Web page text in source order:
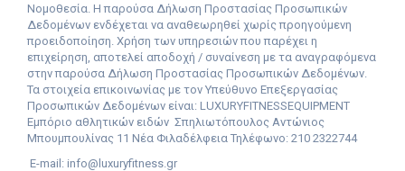
Νομοθεσία. Η παρούσα Δήλωση Προστασίας Προσωπικών
Δεδομένων ενδέχεται να αναθεωρηθεί χωρίς προηγούμενη
προειδοποίηση. Χρήση των υπηρεσιών που παρέχει η
επιχείρηση, αποτελεί αποδοχή / συναίνεση με τα αναγραφόμενα
στην παρούσα Δήλωση Προστασίας Προσωπικών Δεδομένων.
Τα στοιχεία επικοινωνίας με τον Υπεύθυνο Επεξεργασίας
Προσωπικών Δεδομένων είναι: LUXURYFITNESSEQUIPMENT
Εμπόριο αθλητικών ειδών Σπηλιωτόπουλος Αντώνιος
Mπουμπουλίνας 11 Νέα Φιλαδέλφεια Τηλέφωνο: 210 2322744
E-mail: info@luxuryfitness.gr